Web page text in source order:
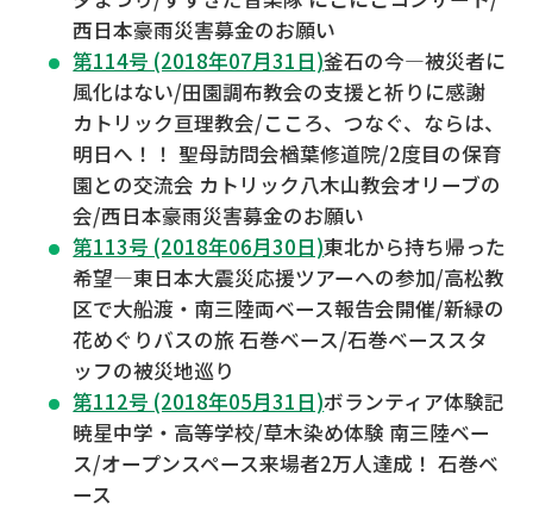
西日本豪雨災害募金のお願い
第114号 (2018年07月31日)釜石の今―被災者に
風化はない/田園調布教会の支援と祈りに感謝
カトリック亘理教会/こころ、つなぐ、ならは、
明日へ！！ 聖母訪問会楢葉修道院/2度目の保育
園との交流会 カトリック八木山教会オリーブの
会/西日本豪雨災害募金のお願い
第113号 (2018年06月30日)東北から持ち帰った
希望―東日本大震災応援ツアーへの参加/高松教
区で大船渡・南三陸両ベース報告会開催/新緑の
花めぐりバスの旅 石巻ベース/石巻ベーススタ
ッフの被災地巡り
第112号 (2018年05月31日)ボランティア体験記
暁星中学・高等学校/草木染め体験 南三陸ベー
ス/オープンスペース来場者2万人達成！ 石巻ベ
ース